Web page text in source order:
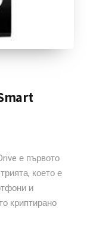
е първото
което е
и
криптирано